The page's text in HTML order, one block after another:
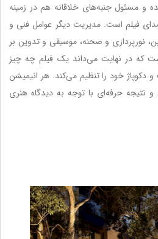
و مسئول جنبه‌های خلاقانه هم در زمینه
فیلم است. مدیریت دیگر عوامل فنی و
نورپردازی و صحنه، موسیقی و تدوین بر
که در نهایت می‌داند یک فیلم چه چیز
خود را تنظیم می‌کند. هر انیمیشن
حرفه‌ای با توجه به دیدگاه هنری